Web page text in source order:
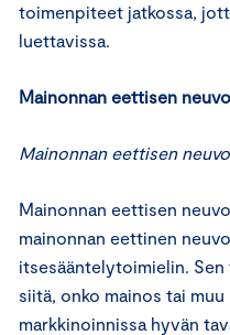
toimenpiteet jatkossa,
luettavissa.
Mainonnan eettisen
Mainonnan eettisen
Mainonnan eettisen
mainonnan eettinen
itsesääntelytoimielin.
siitä, onko mainos tai
markkinoinnissa hyvän